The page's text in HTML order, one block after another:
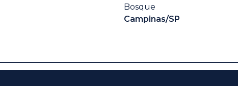
Bosque
Campinas/SP